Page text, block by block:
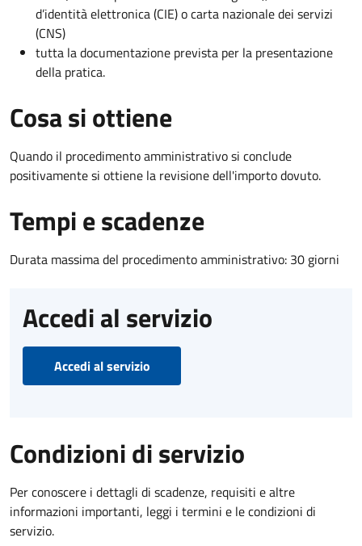
d’identità elettronica (CIE) o carta nazionale dei servizi
(CNS)
tutta la documentazione prevista per la presentazione
della pratica.
Cosa si ottiene
Quando il procedimento amministrativo si conclude
positivamente si ottiene la revisione dell'importo dovuto.
Tempi e scadenze
Durata massima del procedimento amministrativo: 30 giorni
Accedi al servizio
Accedi al servizio
Condizioni di servizio
Per conoscere i dettagli di scadenze, requisiti e altre
informazioni importanti, leggi i termini e le condizioni di
servizio.